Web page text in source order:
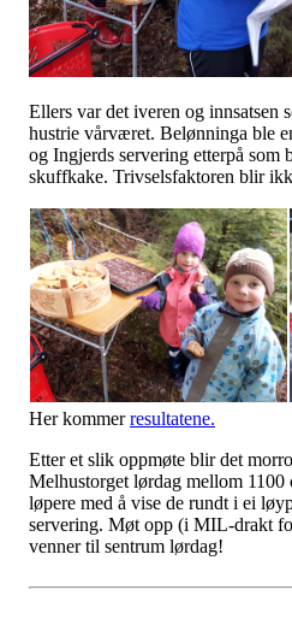
Ellers var det iveren og innsatsen
hustrie vårværet. Belønninga ble
og Ingjerds servering etterpå som
skuffkake. Trivselsfaktoren blir
Her kommerresultatene.
Etter et slik oppmøte blir det
Melhustorget lørdag mellom
løpere med å vise de rundt i ei
servering. Møt opp (i MIL-drakt
venner til sentrum lørdag!